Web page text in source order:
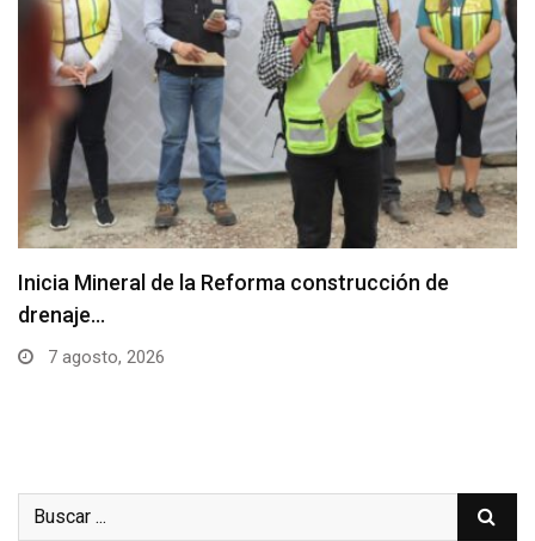
Inicia Mineral de la Reforma construcción de
drenaje…
7 agosto, 2026